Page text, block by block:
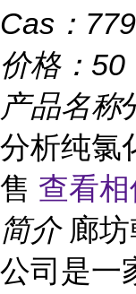
Cas：
价格： 50
产品名称
分析纯氯
售 查看
简介 廊
公司是一